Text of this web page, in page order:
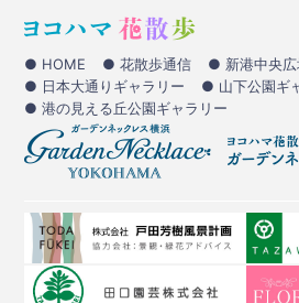
● HOME ● 花散歩通信
● 新港中央広
● 日本大通りギャラリー
● 山下公園ギ
● 港の見える丘公園ギャラリー